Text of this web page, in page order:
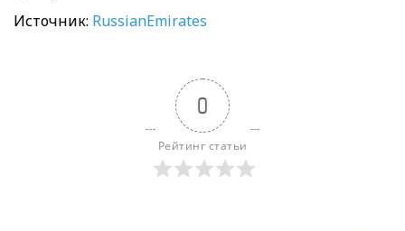
Источник: RussianEmirates
0
Рейтинг статьи